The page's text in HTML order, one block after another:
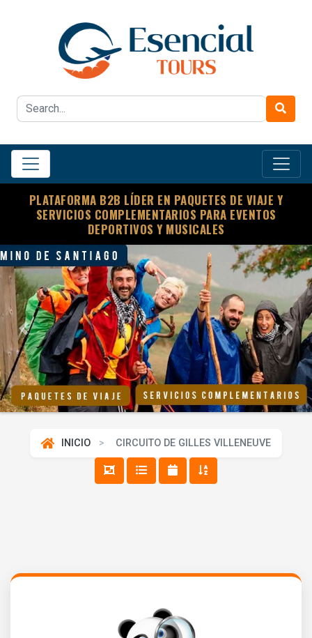
PLATAFORMA B2B LÍDER EN PAQUETES DE VIAJE Y
SERVICIOS COMPLEMENTARIOS PARA EVENTOS
DEPORTIVOS Y MUSICALES
Previous Next
INICIO CIRCUITO DE GILLES VILLENEUVE